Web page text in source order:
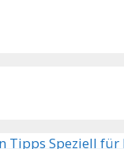
Tipps Speziell